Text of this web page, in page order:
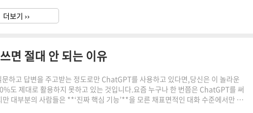
로 인기가 높습니다. [ 강릉 기념품으로 괜찮을까? ] 패키지 고급스러움 어르신도
맛 지역성 확실 관광지 디저트 가격대 무난..
더보기 ››
면 절대 안 되는 이유
문하고 답변을 주고받는 정도로만 ChatGPT를 사용하고 있다면,당신은 이 놀라운
도 제대로 활용하지 못하고 있는 것입니다.요즘 누구나 한 번쯤은 ChatGPT를 써
만 대부분의 사람들은 **‘진짜 핵심 기능’**을 모른 채표면적인 대화 수준에서만 멈